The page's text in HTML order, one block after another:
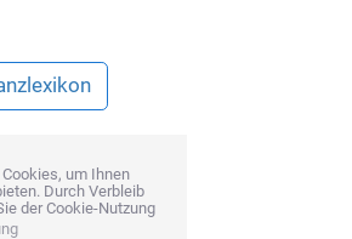
um Ihnen
Durch Verbleib
der Cookie-Nutzung